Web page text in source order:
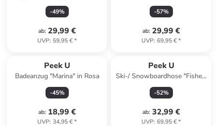
in Blau/ Hellblau
-49%
ab: 29,99 €
UVP: 59,95 €*
in Gelb
-57%
ab: 29,99 €
UVP: 69,95 €*
Peek U
Badeanzug "Marina" in Rosa
-45%
ab: 18,99 €
UVP: 34,95 €*
Peek U
Ski-/ Snowboardhose "Fisher"
in Dunkelgrün
-52%
ab: 32,99 €
UVP: 69,95 €*